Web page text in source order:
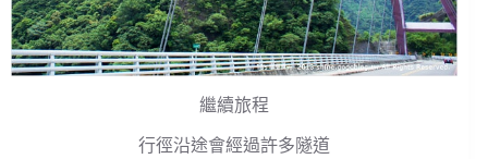
繼續旅程
行徑沿途會經過許多隧道